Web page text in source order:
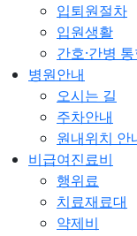
입퇴원절차
입원생활
간호·간병
병원안내
오시는 길
주차안내
원내위치 안
비급여진료비
행위료
치료재료대
약제비